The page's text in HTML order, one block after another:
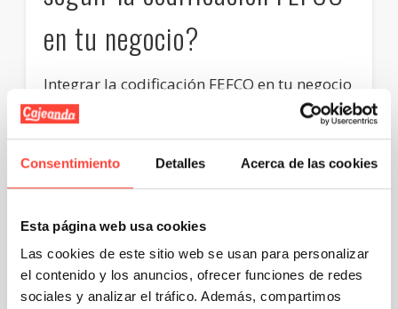
Consentimiento Detalles Acerca de las cookies
Esta página web usa cookies
Las cookies de este sitio web se usan para personalizar
el contenido y los anuncios, ofrecer funciones de redes
sociales y analizar el tráfico. Además, compartimos
en tu negocio?
Integrar la codificación FEFCO en tu negocio
simplifica la comunicación y el
proceso de selección de cajas , sino que
también ofrece una serie de beneficios
tangibles que pueden mejorar tu eficiencia
operativa y, en última instancia, tu
rentabilidad
deberías considerar implementar esta
codificación:
Eficiencia y ahorro de tiempo